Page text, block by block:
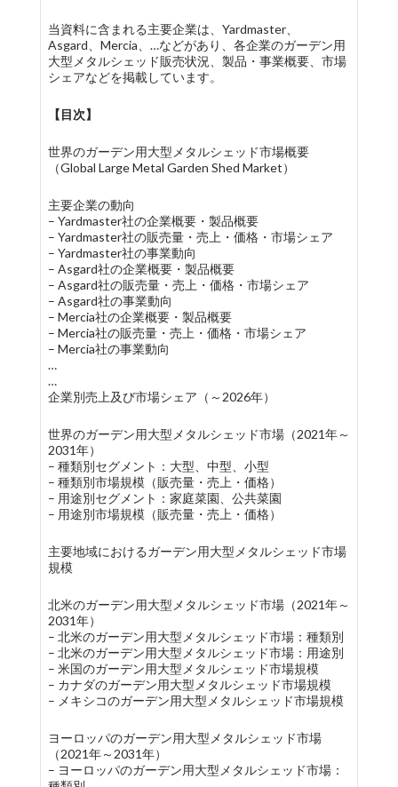
当資料に含まれる主要企業は、Yardmaster、
Asgard、Mercia、…などがあり、各企業のガーデン用
大型メタルシェッド販売状況、製品・事業概要、市場
シェアなどを掲載しています。
【目次】
世界のガーデン用大型メタルシェッド市場概要
（Global Large Metal Garden Shed Market）
主要企業の動向
– Yardmaster社の企業概要・製品概要
– Yardmaster社の販売量・売上・価格・市場シェア
– Yardmaster社の事業動向
– Asgard社の企業概要・製品概要
– Asgard社の販売量・売上・価格・市場シェア
– Asgard社の事業動向
– Mercia社の企業概要・製品概要
– Mercia社の販売量・売上・価格・市場シェア
– Mercia社の事業動向
…
…
企業別売上及び市場シェア（～2026年）
世界のガーデン用大型メタルシェッド市場（2021年～
2031年）
– 種類別セグメント：大型、中型、小型
– 種類別市場規模（販売量・売上・価格）
– 用途別セグメント：家庭菜園、公共菜園
– 用途別市場規模（販売量・売上・価格）
主要地域におけるガーデン用大型メタルシェッド市場
規模
北米のガーデン用大型メタルシェッド市場（2021年～
2031年）
– 北米のガーデン用大型メタルシェッド市場：種類別
– 北米のガーデン用大型メタルシェッド市場：用途別
– 米国のガーデン用大型メタルシェッド市場規模
– カナダのガーデン用大型メタルシェッド市場規模
– メキシコのガーデン用大型メタルシェッド市場規模
ヨーロッパのガーデン用大型メタルシェッド市場
（2021年～2031年）
– ヨーロッパのガーデン用大型メタルシェッド市場：